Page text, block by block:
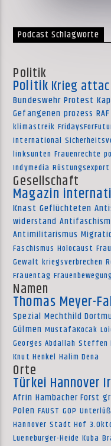
Podcast Schlagworte
Politik
Politik Krieg attac
Bundeswehr Protest
Gefangenen prozess RAF
klimastreik
International
linksunten Frauenrechte
Indymedia Rüstungsexport
Gesellschaft
Magazin
Knast Geflüchteten
widerstand
Antimilitarismus
Faschismus Holocaust
Gewalt kriegsverbrechen
Frauentag Frauenbewegung
Namen
Thomas Meyer-
Spezial Mechthild
Gülmen MustafaKocak
Georges Abdallah Steffen
Knut Henkel Halim Dena
Orte
Türkei Hannover
Afrin Hambacher Forst
Polen FAUST GOP Unterlüß
Hannover Stadt Hof
Lueneburger-Heide Kuba